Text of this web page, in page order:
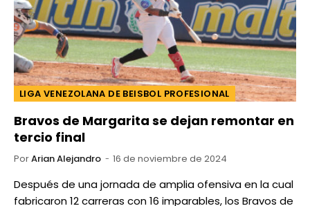
LIGA VENEZOLANA DE BEISBOL PROFESIONAL
Bravos de Margarita se dejan remontar en
tercio final
PorArian Alejandro 16 de noviembre de 2024
Después de una jornada de amplia ofensiva en la cual
fabricaron 12 carreras con 16 imparables, los Bravos de